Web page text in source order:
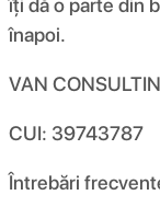
îți dă o parte din
înapoi.
VAN
CUI: 39743787
Întrebări